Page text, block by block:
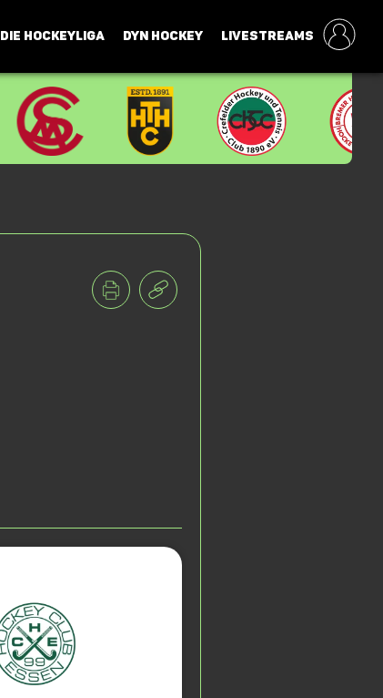
DIE HOCKEYLIGA DYN HOCKEY LIVESTREAMS